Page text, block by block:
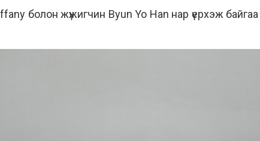
болон жүжигчин Byun Yo Han нар үерхэж